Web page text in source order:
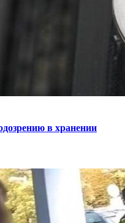
в хранении